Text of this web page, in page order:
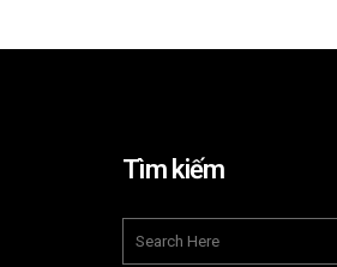
Tìm kiếm